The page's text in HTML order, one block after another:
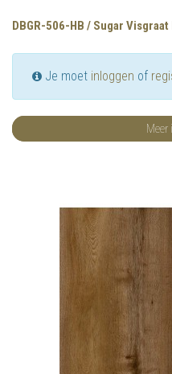
DBGR-506-HB / Sugar
Je moet inloggen of
Meer